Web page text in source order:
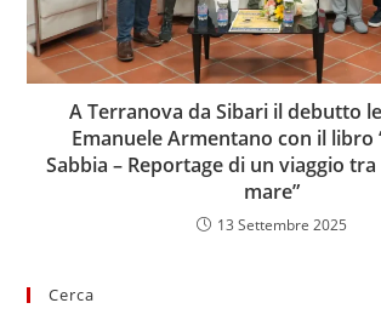
A Terranova da Sibari il debutto
Emanuele Armentano con il libro
Sabbia – Reportage di un viaggio
mare”
13 Settembre 2025
Cerca